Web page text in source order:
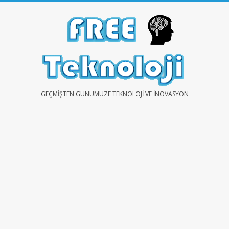
FREEGEÇMIŞTEN GÜNÜMÜZE TEKNOLOJI VE İNOVASYON